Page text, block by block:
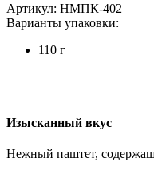
Артикул: НМПК-402
Варианты упаковки:
110 г
Изысканный вкус
Нежный паштет,